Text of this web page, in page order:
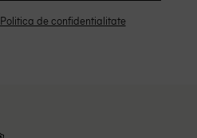
Politica de confidentialitate